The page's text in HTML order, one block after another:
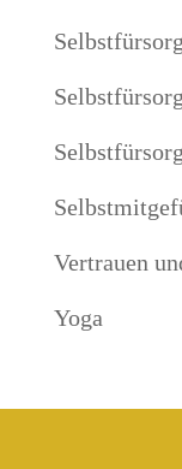
Vertrauen
Yoga